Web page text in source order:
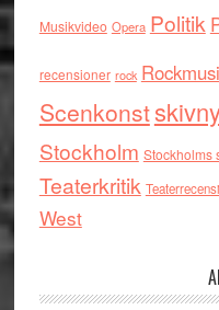
Musikvideo Opera Politik
recensioner rock
Scenkonst
Stockholm Stockholms
Teaterkritik
West